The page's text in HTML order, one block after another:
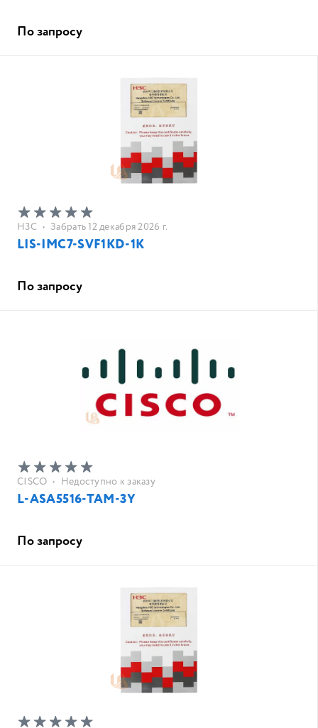
По запросу
H3C • Забрать 12 декабря 2026 г.
LIS-IMC7-SVF1KD-1K
По запросу
CISCO • Недоступно к заказу
L-ASA5516-TAM-3Y
По запросу